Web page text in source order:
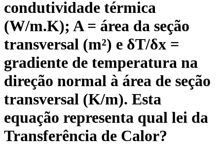
condutividade térmica
(W/m.K); A = área da seção
transversal (m²) e δT/δx =
gradiente de temperatura na
direção normal à área de seção
transversal (K/m). Esta
equação representa qual lei da
Transferência de Calor?